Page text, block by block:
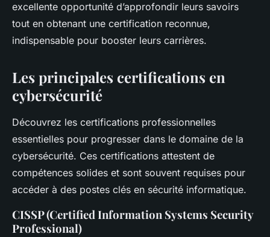
excellente opportunité d’approfondir leurs savoirs
tout en obtenant une certification reconnue,
indispensable pour booster leurs carrières.
Les principales certifications en
cybersécurité
Découvrez les certifications professionnelles
essentielles pour progresser dans le domaine de la
cybersécurité. Ces certifications attestent de
compétences solides et sont souvent requises pour
accéder à des postes clés en sécurité informatique.
CISSP (Certified Information Systems Security
Professional)